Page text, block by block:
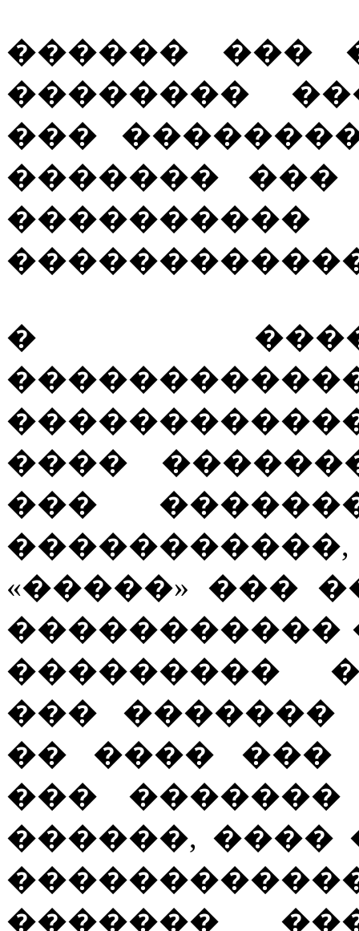
������ ���
��������
���
�������
�
����
���
«�����» ���
�����������
���������
��� �������
�� ���� ���
���
������, ����
�������